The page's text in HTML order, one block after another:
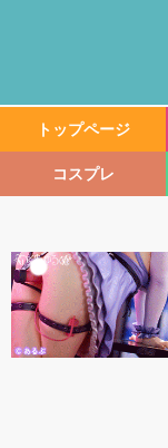
トップページ
コスプレ